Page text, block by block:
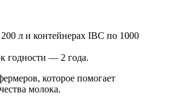
л и контейнерах IBC по 1000
годности — 2 года.
которое помогает
молока.